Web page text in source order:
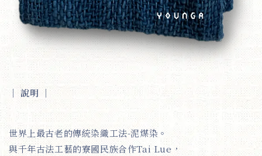
｜ 說明 ｜
世界上最古老的傳統染織工法-泥煤染。
與千年古法工藝的寮國民族合作Tai Lue，